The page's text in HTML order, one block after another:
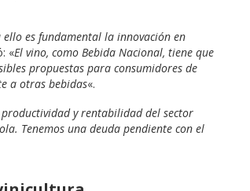
ello es fundamental la innovación en
«El vino, como Bebida Nacional, tiene que
propuestas para consumidores de
a otras bebidas«.
y rentabilidad del sector
Tenemos una deuda pendiente con el